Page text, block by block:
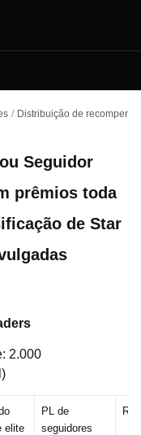
/ Distribuição de
Seguidor
prêmios toda
de Star
2.000
elite
PL de
seguidores